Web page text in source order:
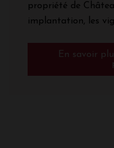
propriété de
implantation, les
En savoir